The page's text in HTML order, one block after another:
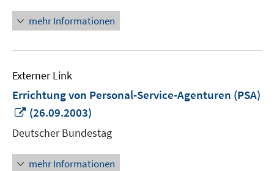
mehr Informationen
Externer Link
Errichtung von Personal-Service-Agenturen (PSA)
In
neuem
Fenster
öffnen
(26.09.2003)
Deutscher Bundestag
mehr Informationen